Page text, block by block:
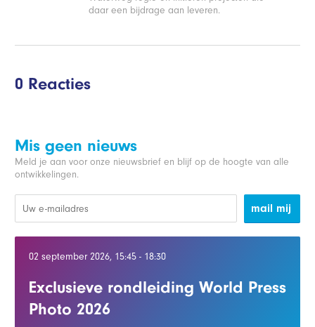
daar een bijdrage aan leveren.
0 Reacties
Mis geen nieuws
Meld je aan voor onze nieuwsbrief en blijf op de hoogte van alle
ontwikkelingen.
mail mij
02 september 2026, 15:45 - 18:30
Exclusieve rondleiding World Press
Photo 2026